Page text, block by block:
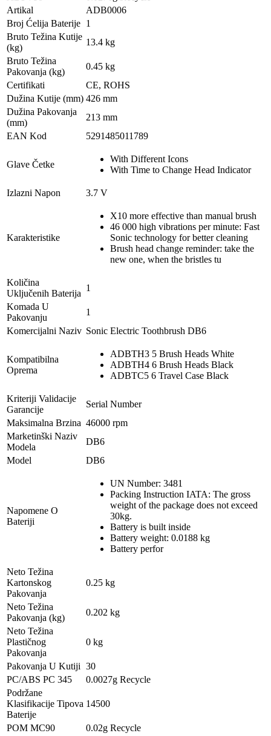
Artikal
ADB0006
Broj Ćelija Baterije 1
Bruto Težina Kutije
(kg)
13.4 kg
Bruto Težina
Pakovanja (kg)
0.45 kg
Certifikati
CE, ROHS
Dužina Kutije (mm) 426 mm
Dužina Pakovanja
(mm)
213 mm
EAN Kod
5291485011789
Glave Četke
With Different Icons
With Time to Change Head Indicator
Izlazni Napon 3.7 V
Karakteristike
X10 more effective than manual brush
46 000 high vibrations per minute: Fast
Sonic technology for better cleaning
Brush head change reminder: take the
new one, when the bristles tu
Količina
Uključenih Baterija
1
Komada U
Pakovanju
1
Komercijalni Naziv Sonic Electric Toothbrush DB6
Kompatibilna
Oprema
ADBTH3 5 Brush Heads White
ADBTH4 6 Brush Heads Black
ADBTC5 6 Travel Case Black
Kriteriji Validacije
Garancije
Serial Number
Maksimalna Brzina 46000 rpm
Marketinški Naziv
Modela
DB6
Model
DB6
Napomene O
Bateriji
UN Number: 3481
Packing Instruction IATA: The gross
weight of the package does not exceed
30kg.
Battery is built inside
Battery weight: 0.0188 kg
Battery perfor
Neto Težina
Kartonskog
Pakovanja
0.25 kg
Neto Težina
Pakovanja (kg)
0.202 kg
Neto Težina
Plastičnog
Pakovanja
0 kg
Pakovanja U Kutiji 30
PC/ABS PC 345
0.0027g Recycle
Podržane
Klasifikacije Tipova
Baterije
14500
POM MC90
0.02g Recycle